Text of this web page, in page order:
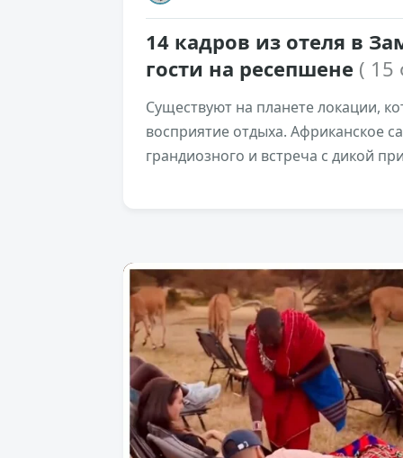
14 кадров из отеля в
гости на ресепшене ( 15
Существуют на планете локации,
восприятие отдыха. Африканское
грандиозного и встреча с дикой